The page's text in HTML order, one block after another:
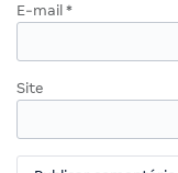
E-mail *
Site